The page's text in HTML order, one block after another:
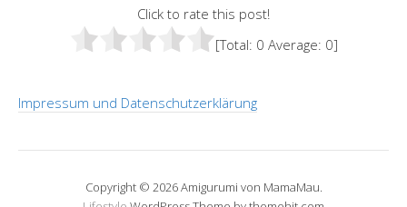
Click to rate this post!
[Total: 0 Average: 0]
Impressum und Datenschutzerklärung
Copyright © 2026 Amigurumi von MamaMau.